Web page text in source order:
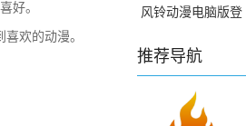
好。
欢的动漫。
风铃动漫电脑版登
推荐导航